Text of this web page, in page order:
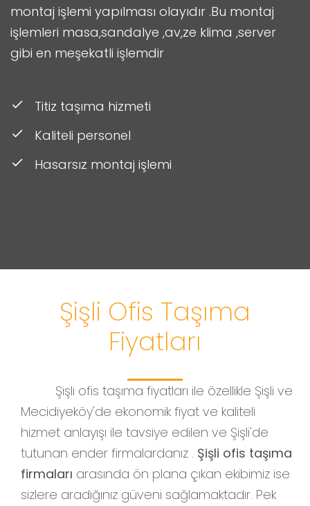
montaj işlemi yapılması olayıdır .Bu montaj
işlemleri masa,sandalye ,av,ze klima ,server
gibi en meşekatli işlemdir
Titiz taşıma hizmeti
Kaliteli personel
Hasarsız montaj işlemi
Şişli Ofis Taşıma
Fiyatları
Şişli ofis taşıma fiyatları ile özellikle Şişli ve
Mecidiyeköy'de ekonomik fiyat ve kaliteli
hizmet anlayışı ile tavsiye edilen ve Şişli'de
tutunan ender firmalardanız . Şişli ofis taşıma
firmaları arasında ön plana çıkan ekibimiz ise
sizlere aradığınız güveni sağlamaktadır. Pek